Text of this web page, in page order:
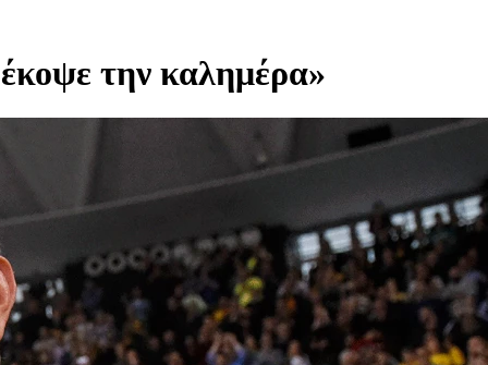
την καλημέρα»